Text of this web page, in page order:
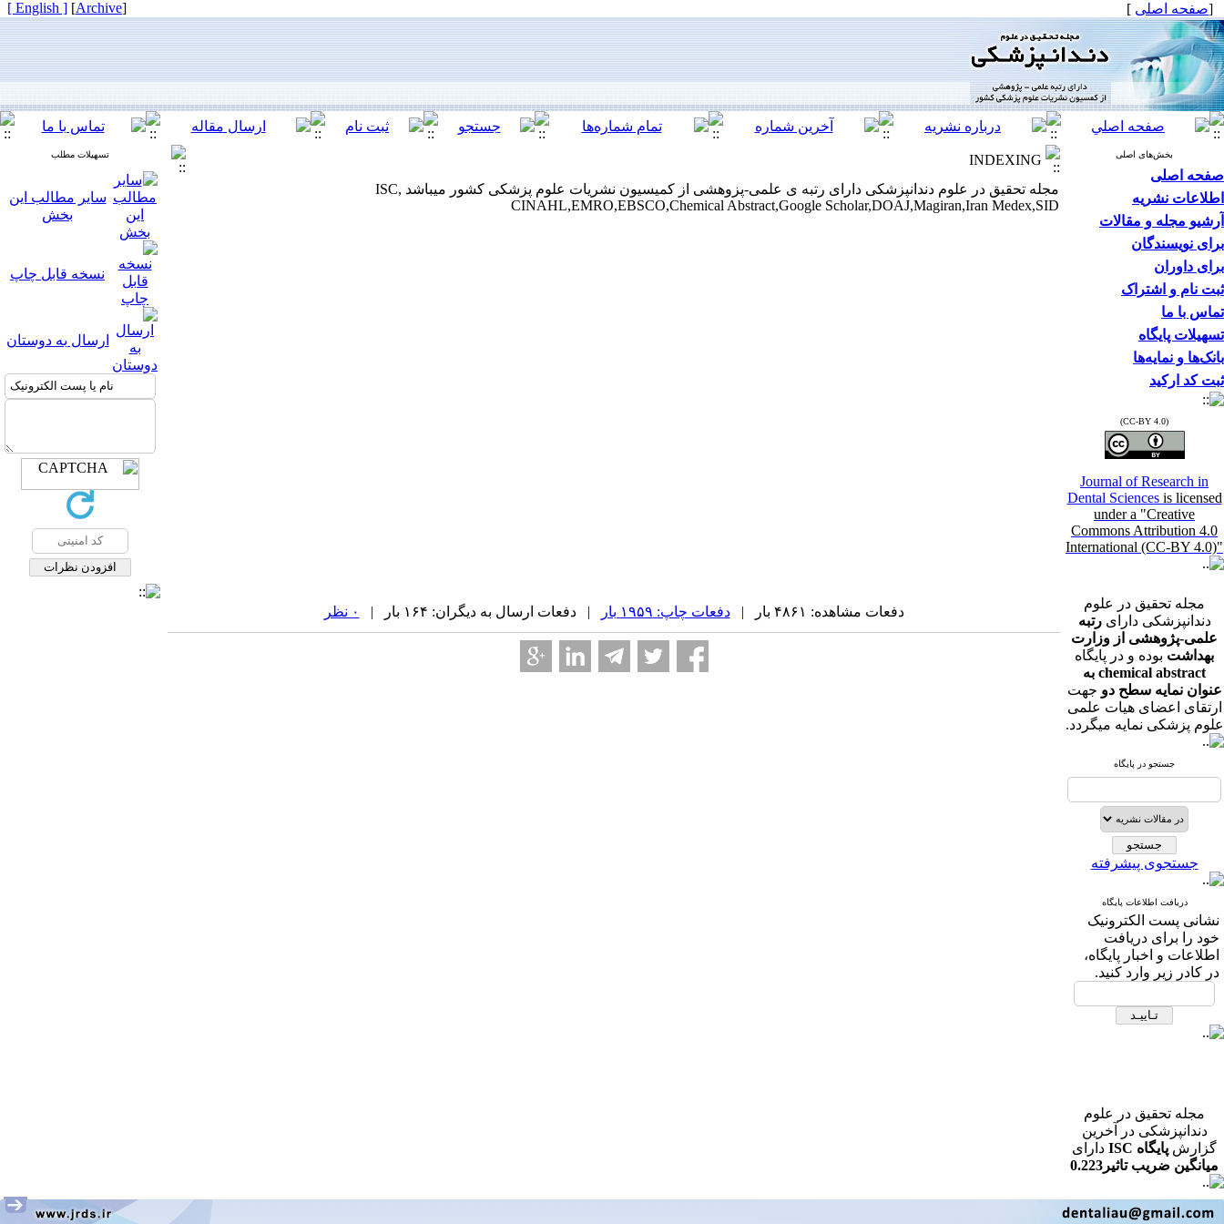
[صفحه اصلی ]
[
Archive
]
[ English ]
بخش‌های اصلی
صفحه اصلی
اطلاعات نشریه
آرشیو مجله و مقالات
برای نویسندگان
برای داوران
ثبت نام و اشتراک
تماس با ما
تسهیلات پایگاه
بانک‌ها و نمایه‌ها
ثبت کد ارکید
(CC-BY 4.0)
Journal of Research in
Dental Sciences is licensed
under a "Creative
Commons Attribution 4.0
International (CC-BY 4.0)"
مجله تحقیق در علوم
دندانپزشکی دارایرتبه
علمی-پژوهشی از وزارت
بهداشت بوده و در پایگاه
chemical abstract به
عنوان نمایه سطح دو جهت
ارتقای اعضای هیات علمی
علوم پزشکی نمایه میگردد.
جستجو در پایگاه
جستجوی پیشرفته
دریافت اطلاعات پایگاه
نشانی پست الکترونیک
خود را برای دریافت
اطلاعات و اخبار پایگاه،
در کادر زیر وارد کنید.
مجله تحقیق در علوم
دندانپزشکی در آخرین
گزارشپایگاه ISC
دارای
میانگین ضریب تاثیر0.223
در رشته دندانپزشکی می
باشد.
INDEXING
مجله تحقیق در علوم دندانپزشکی دارای رتبه ی علمی-پزوهشی از کمیسیون نشریات علوم پزشکی کشور میباشد ISC,
CINAHL,EMRO,EBSCO,Chemical Abstract,Google Scholar,DOAJ,Magiran,Iran Medex,SID
تسهیلات مطلب
سایر مطالب این
بخش
نسخه قابل چاپ
ارسال به دوستان
دفعات مشاهده: ۴۸۶۱ بار | دفعات چاپ: ۱۹۵۹ بار | دفعات ارسال به دیگران: ۱۶۴ بار | ۰ نظر